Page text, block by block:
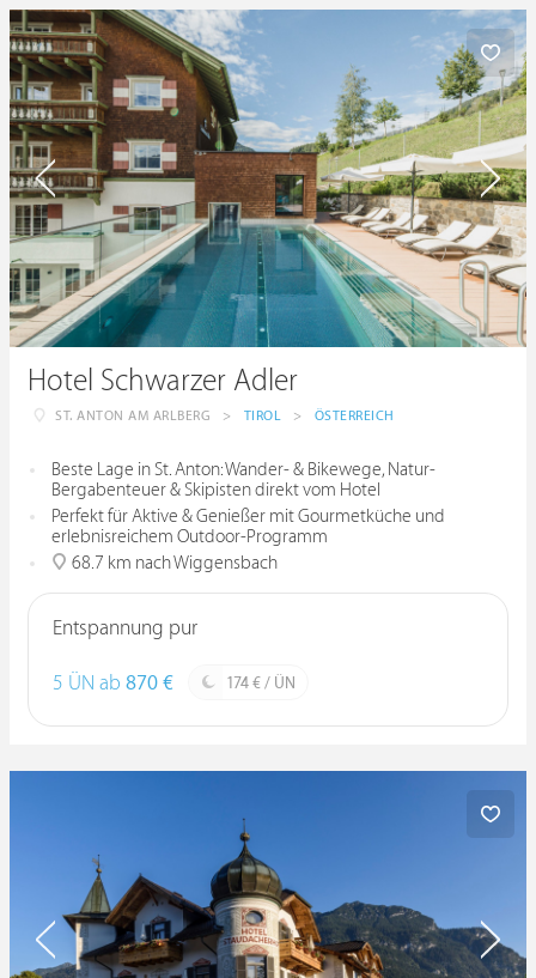
Hotel Schwarzer Adler
ST. ANTON AM ARLBERG > TIROL > ÖSTERREICH
Beste Lage in St. Anton: Wander- & Bikewege, Natur-
Bergabenteuer & Skipisten direkt vom Hotel
Perfekt für Aktive & Genießer mit Gourmetküche und
erlebnisreichem Outdoor-Programm
68.7 km nach Wiggensbach
Entspannung pur
5 ÜN ab 870 € 174 € / ÜN